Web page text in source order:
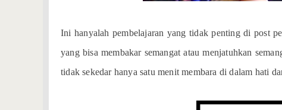
Ini hanyalah pembelajaran yang tidak penting di post
yang bisa membakar semangat atau menjatuhkan
tidak sekedar hanya satu menit membara di dalam hati